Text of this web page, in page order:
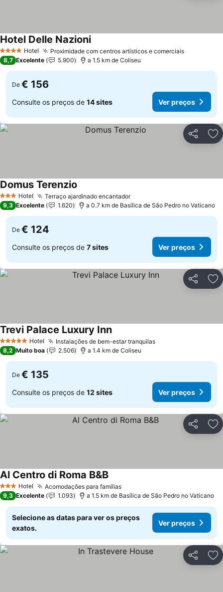
4 EstrelasHotel Proximidade com centros artísticos e comerciais
Hotel Delle Nazioni
8,7 Excelente 5.900 a 1.5 km de Coliseu
De € 156
Consulte os preços de 14 sites Ver preços
Partilhar
3 EstrelasHotel Terraço ajardinado encantador
Domus Terenzio
9,3 Excelente 1.620 a 0.7 km de Basílica de São Pedro no Vaticano
De € 124
Consulte os preços de 7 sites Ver preços
Partilhar
5 Estrelas Hotel Instalações de bem-estar tranquilas
Trevi Palace Luxury Inn
8,2 Muito boa 2.506 a 1.4 km de Coliseu
De € 135
Consulte os preços de 12 sites Ver preços
Partilhar
3 EstrelasHotel Acomodações para famílias
Al Centro di Roma B&B
9,3 Excelente 1.093 a 1.5 km de Basílica de São Pedro no Vaticano
Selecione as datas para ver os preços
exatos.
Ver preços
Partilhar